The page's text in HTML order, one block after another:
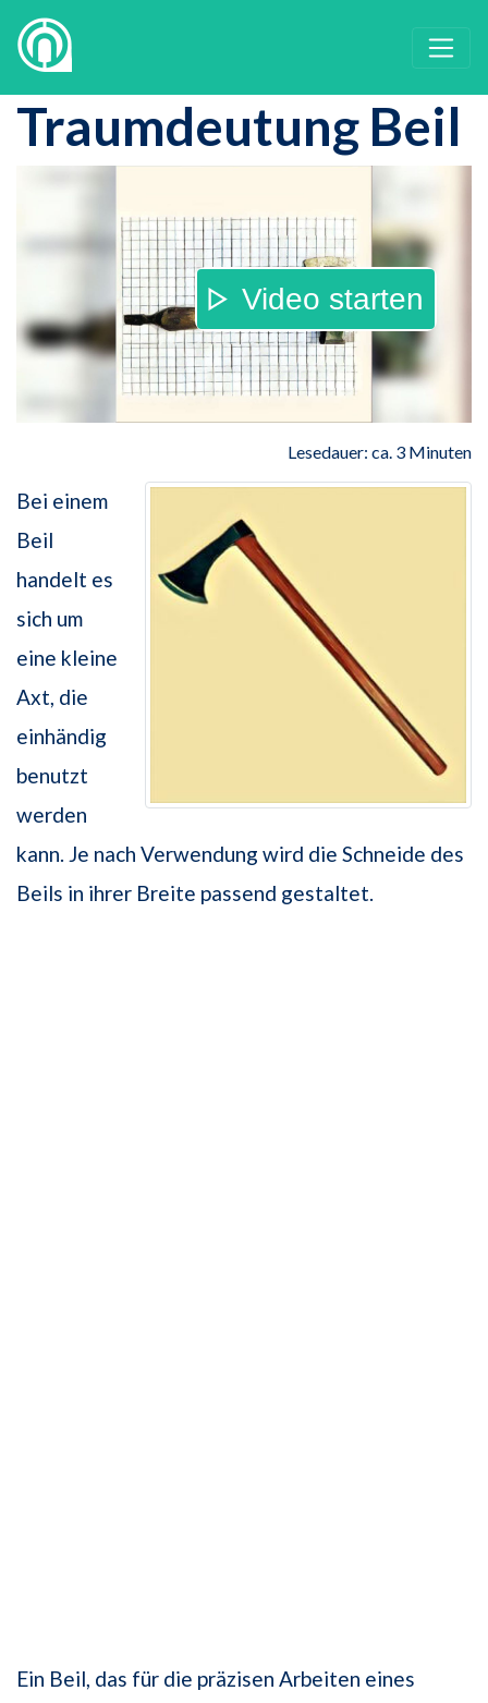
Traumdeutung Beil
Video starten
Lesedauer: ca. 3 Minuten
Bei einem
Beil
handelt es
sich um
eine kleine
Axt, die
einhändig
benutzt
werden
kann. Je nach Verwendung wird die Schneide des
Beils in ihrer Breite passend gestaltet.
Ein Beil, das für die präzisen Arbeiten eines